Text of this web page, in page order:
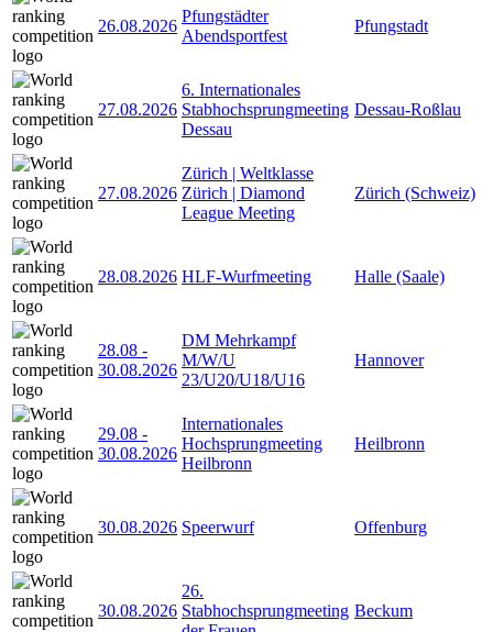
26.08.2026
Pfungstädter
Abendsportfest
Pfungstadt
27.08.2026
6. Internationales
Stabhochsprungmeeting
Dessau
Dessau-Roßlau
27.08.2026
Zürich | Weltklasse
Zürich | Diamond
League Meeting
Zürich (Schweiz)
28.08.2026 HLF-Wurfmeeting Halle (Saale)
28.08 -
30.08.2026
DM Mehrkampf
M/W/U
23/U20/U18/U16
Hannover
29.08 -
30.08.2026
Internationales
Hochsprungmeeting
Heilbronn
Heilbronn
30.08.2026 Speerwurf Offenburg
30.08.2026
26.
Stabhochsprungmeeting Beckum